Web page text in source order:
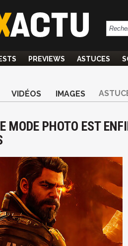
PREVIEWS ASTUCES
VIDÉOS IMAGES
MODE PHOTO EST